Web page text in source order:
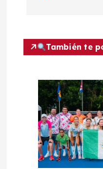
c
También te